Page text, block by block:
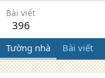
Bài viết
396
Tường nhà Bài viết